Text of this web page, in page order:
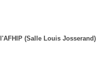
(Salle Louis Josserand)